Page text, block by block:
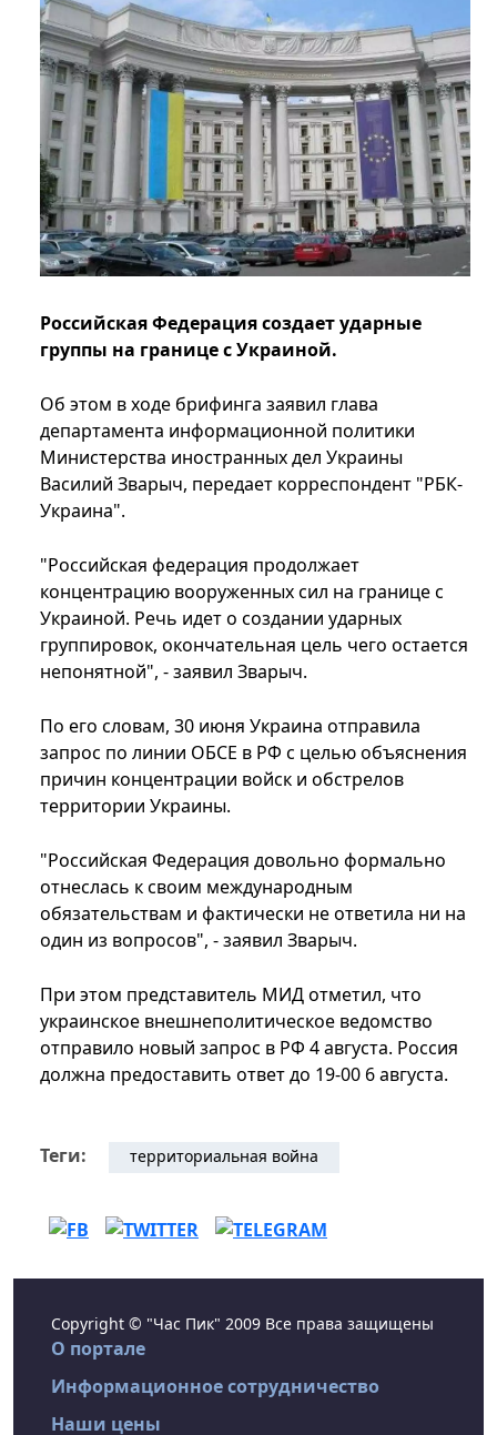
Российская Федерация создает ударные
группы на границе с Украиной.
Об этом в ходе брифинга заявил глава
департамента информационной политики
Министерства иностранных дел Украины
Василий Зварыч, передает корреспондент "РБК-
Украина".
"Российская федерация продолжает
концентрацию вооруженных сил на границе с
Украиной. Речь идет о создании ударных
группировок, окончательная цель чего остается
непонятной", - заявил Зварыч.
По его словам, 30 июня Украина отправила
запрос по линии ОБСЕ в РФ с целью объяснения
причин концентрации войск и обстрелов
территории Украины.
"Российская Федерация довольно формально
отнеслась к своим международным
обязательствам и фактически не ответила ни на
один из вопросов", - заявил Зварыч.
При этом представитель МИД отметил, что
украинское внешнеполитическое ведомство
отправило новый запрос в РФ 4 августа. Россия
должна предоставить ответ до 19-00 6 августа.
Теги: территориальная война
Copyright © "Час Пик" 2009 Все права защищены
О портале
Информационное сотрудничество
Наши цены